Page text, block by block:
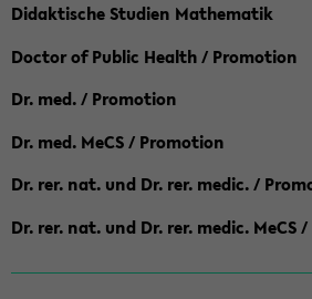
Didaktische Studien Mathematik
Doctor of Public Health / Promotion
Dr. med. / Promotion
Dr. med. MeCS / Promotion
Dr. rer. nat. und Dr. rer. medic. /
Dr. rer. nat. und Dr. rer. medic. MeCS